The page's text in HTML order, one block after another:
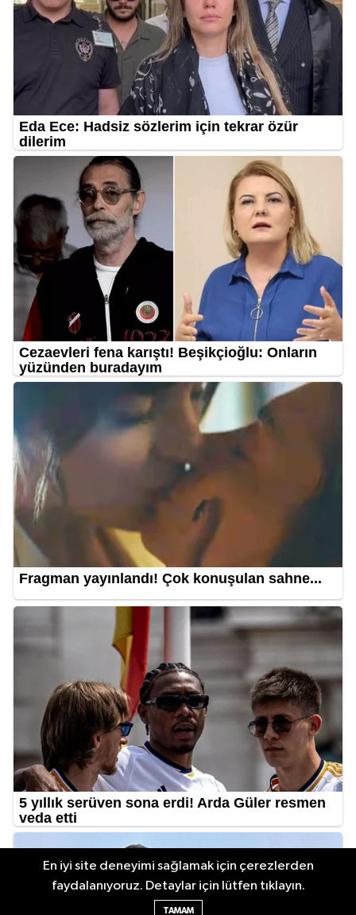
En iyi site deneyimi sağlamak için çerezlerden
faydalanıyoruz. Detaylar için lütfen tıklayın.
TAMAM